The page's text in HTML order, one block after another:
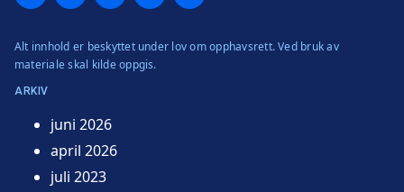
Alt innhold er beskyttet under lov om opphavsrett. Ved bruk av
materiale skal kilde oppgis.
ARKIV
juni 2026
april 2026
juli 2023